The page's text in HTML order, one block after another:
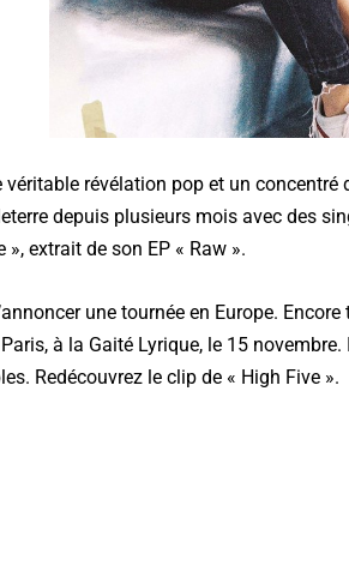
véritable révélation pop et un concentré
depuis plusieurs mois avec des
», extrait de son EP « Raw ».
une tournée en Europe.
à la Gaité Lyrique, le 15
Redécouvrez le clip de « High Five ».